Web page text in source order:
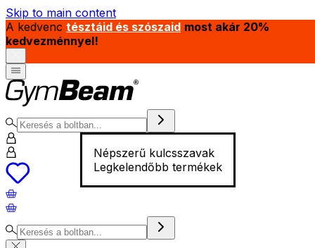
Skip to main content
A kedvenc tésztáid és szószaid most akár 20%
kedvezménnyel!
Népszerű kulcsszavak
Legkelendőbb termékek